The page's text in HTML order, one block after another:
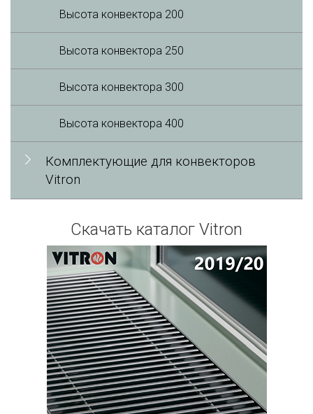
Высота конвектора 200
Высота конвектора 250
Высота конвектора 300
Высота конвектора 400
Комплектующие для конвекторов
Vitron
Скачать каталог Vitron